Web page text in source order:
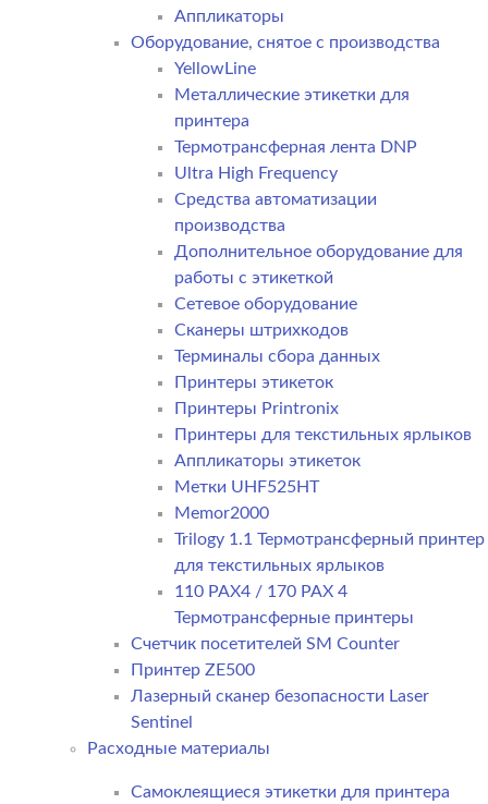
Аппликаторы
Оборудование, снятое с производства
YellowLine
Металлические этикетки для
принтера
Термотрансферная лента DNP
Ultra High Frequency
Средства автоматизации
производства
Дополнительное оборудование для
работы с этикеткой
Сетевое оборудование
Сканеры штрихкодов
Терминалы сбора данных
Принтеры этикеток
Принтеры Printronix
Принтеры для текстильных ярлыков
Аппликаторы этикеток
Метки UHF525HT
Memor2000
Trilogy 1.1 Термотрансферный принтер
для текстильных ярлыков
110 PAX4 / 170 PAX 4
Термотрансферные принтеры
Счетчик посетителей SM Counter
Принтер ZE500
Лазерный сканер безопасности Laser
Sentinel
Расходные материалы
Самоклеящиеся этикетки для принтера